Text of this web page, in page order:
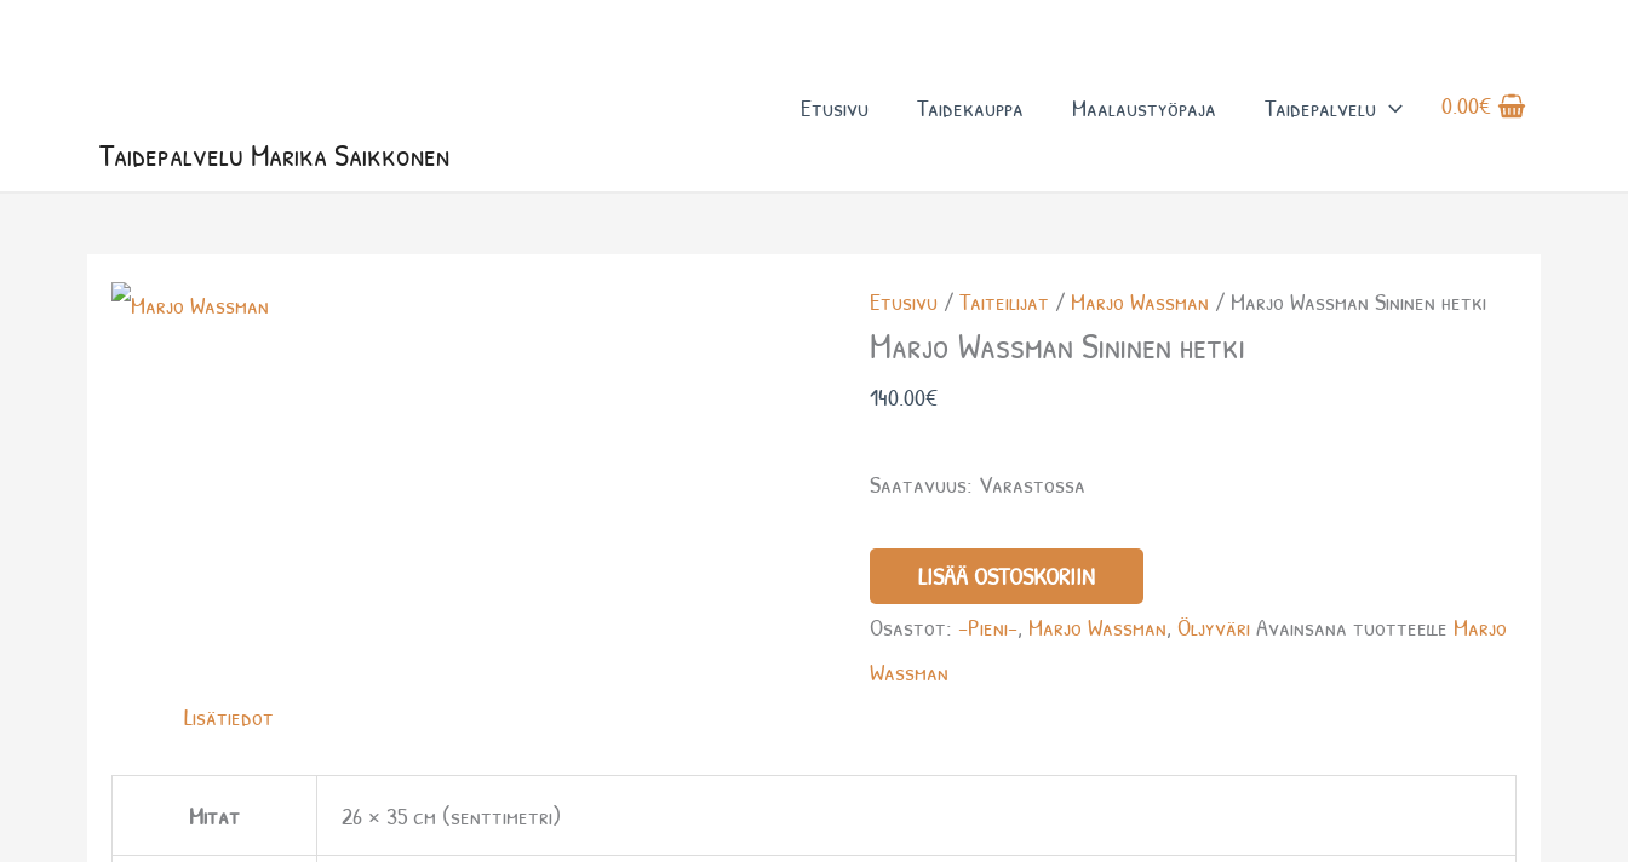
Taidepalvelu Marika Saikkonen
Etusivu Taidekauppa Maalaustyöpaja Taidepalvelu 0.00€
Etusivu /Taiteilijat / Marjo Wassman / Marjo Wassman Sininen hetki
Marjo Wassman Sininen hetki
140.00€
Saatavuus: Varastossa
Wassman
Sininen
hetki
LISÄÄ OSTOSKORIIN
Osastot:-Pieni-, Marjo Wassman,Öljyväri Avainsana tuotteelle Marjo
Wassman
Lisätiedot
Mitat 26 × 35 cm (senttimetri)